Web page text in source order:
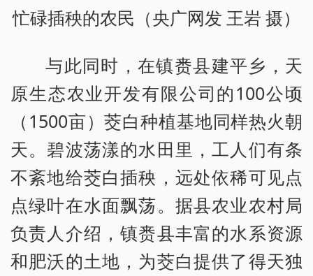
忙碌插秧的农民（央广网发 王岩 摄）
与此同时，在镇赉县建平乡，天
原生态农业开发有限公司的100公顷
（1500亩）茭白种植基地同样热火朝
天。碧波荡漾的水田里，工人们有条
不紊地给茭白插秧，远处依稀可见点
点绿叶在水面飘荡。据县农业农村局
负责人介绍，镇赉县丰富的水系资源
和肥沃的土地，为茭白提供了得天独